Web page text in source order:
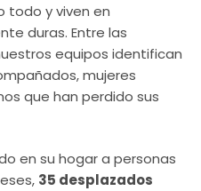
todo y viven en
duras. Entre las
equipos identifican
mujeres
que han perdido sus
en su hogar a personas
35 desplazados